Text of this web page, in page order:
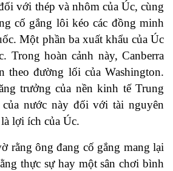
với thép và nhôm của Úc, cùng
cố gắng lôi kéo các đồng minh
Một phần ba xuất khẩu của Úc
Trong hoàn cảnh này, Canberra
theo đường lối của Washington.
trưởng của nền kinh tế Trung
nước này đối với tài nguyên
lợi ích của Úc.
rằng ông đang cố gắng mang lại
thực sự hay một sân chơi bình